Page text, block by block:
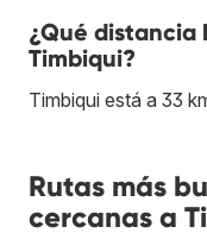
¿Qué distancia
Timbiqui?
Timbiqui está a 33
Rutas más
cercanas a